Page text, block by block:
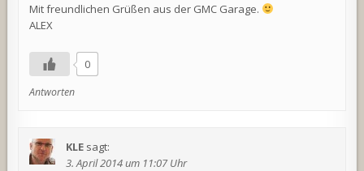
Mit freundlichen Grüßen aus der GMC Garage.
ALEX
0
Antworten
KLE sagt:
3. April 2014 um 11:07 Uhr